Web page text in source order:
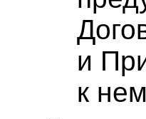
и
к